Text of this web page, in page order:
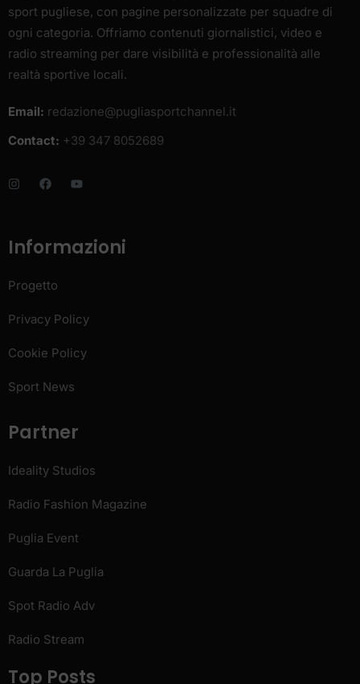
sport pugliese, con pagine personalizzate per squadre di
ogni categoria. Offriamo contenuti giornalistici, video e
radio streaming per dare visibilità e professionalità alle
realtà sportive locali.
Email: redazione@pugliasportchannel.it
Contact: +39 347 8052689
Informazioni
Progetto
Privacy Policy
Cookie Policy
Sport News
Partner
Ideality Studios
Radio Fashion Magazine
Puglia Event
Guarda La Puglia
Spot Radio Adv
Radio Stream
Top Posts